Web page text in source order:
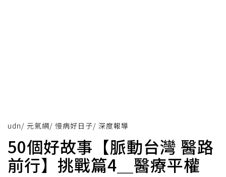
udn/ 元氣網/ 慢病好日子/ 深度報導
50個好故事【脈動台灣 醫路
前行】挑戰篇4＿醫療平權